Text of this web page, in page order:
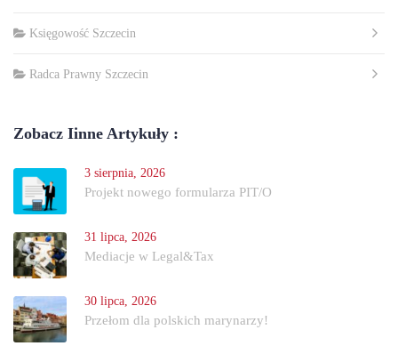
Księgowość Szczecin
Radca Prawny Szczecin
Zobacz Iinne Artykuły :
3 sierpnia, 2026
Projekt nowego formularza PIT/O
31 lipca, 2026
Mediacje w Legal&Tax
30 lipca, 2026
Przełom dla polskich marynarzy!